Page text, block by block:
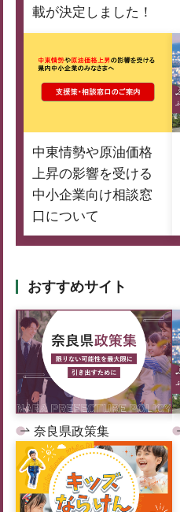
載が決定しました！
中東情勢や原油価格
上昇の影響を受ける
中小企業向け相談窓
口について
おすすめサイト
奈良県政策集